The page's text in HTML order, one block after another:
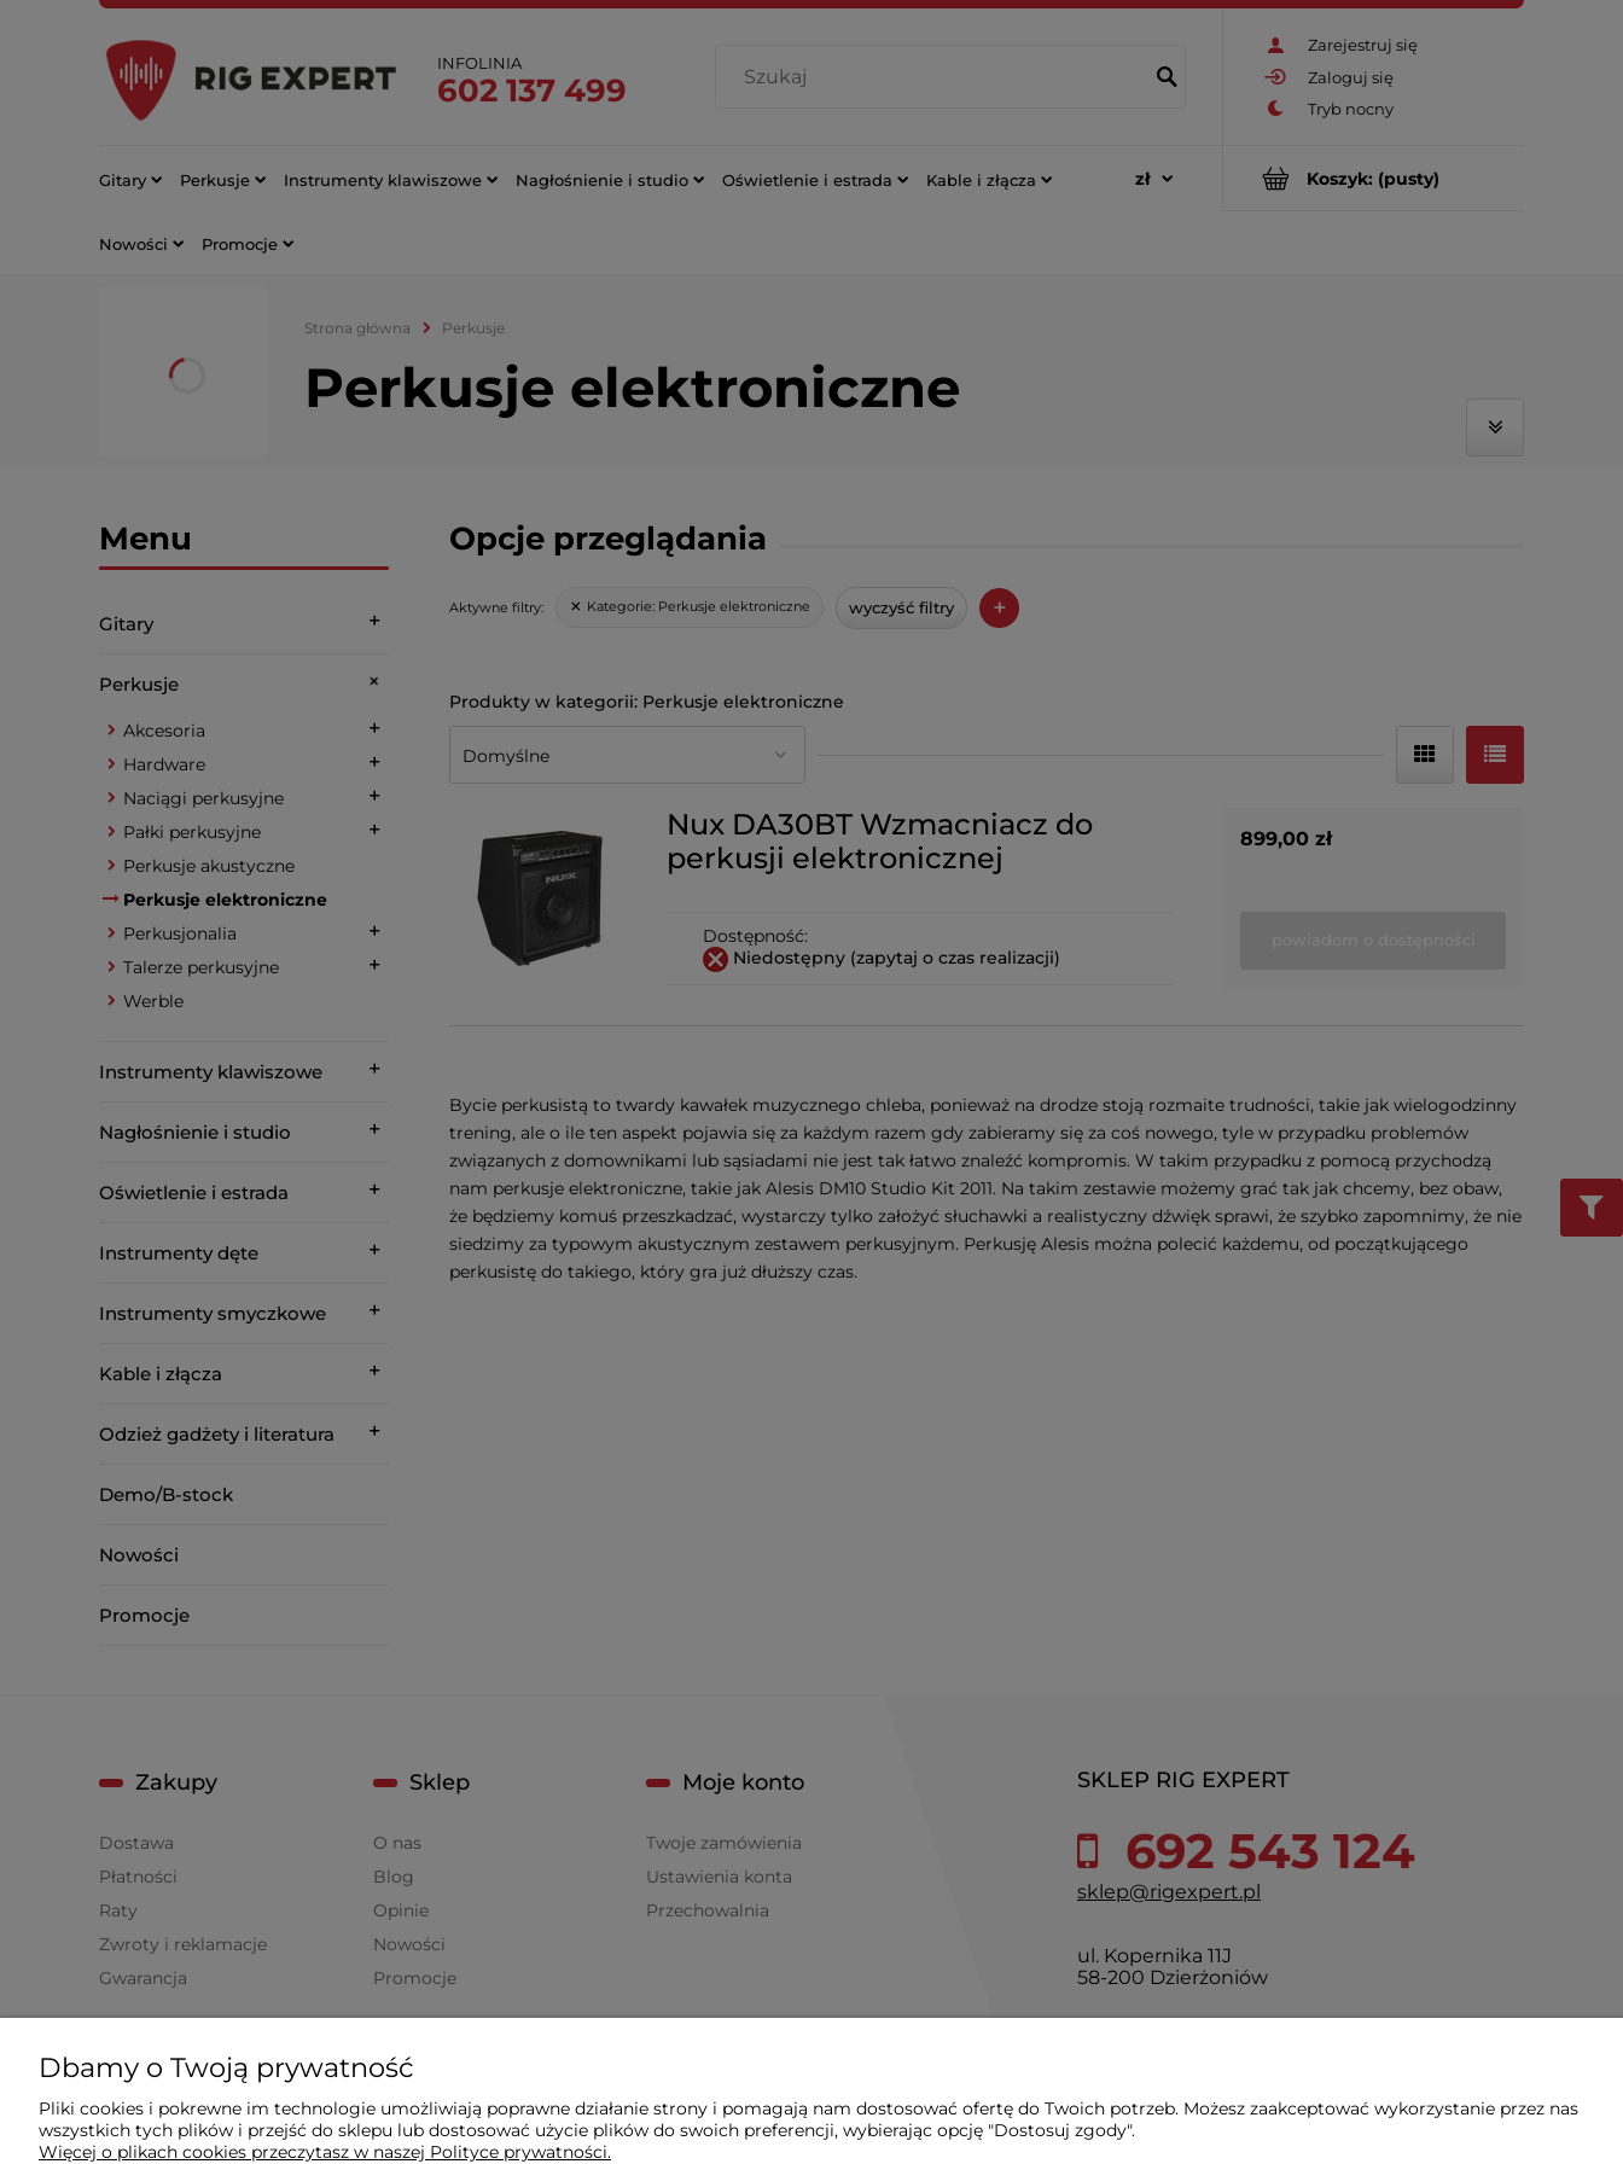
Zarejestruj się
Zaloguj się
INFOLINIA
602 137 499
Koszyk: (pusty)
Gitary Perkusje Instrumenty klawiszowe Nagłośnienie i studio Oświetlenie i estrada Kable i złącza
Nowości Promocje
Strona główna Perkusje
Perkusje elektroniczne
Menu
Gitary
Perkusje
Akcesoria
Hardware
Naciągi perkusyjne
Pałki perkusyjne
Perkusje akustyczne
Perkusje elektroniczne
Perkusjonalia
Talerze perkusyjne
Werble
Instrumenty klawiszowe
Nagłośnienie i studio
Oświetlenie i estrada
Instrumenty dęte
Instrumenty smyczkowe
Kable i złącza
Odzież gadżety i literatura
Demo/B-stock
Nowości
Promocje
Opcje przeglądania
Aktywne filtry: Kategorie: Perkusje elektroniczne wyczyść filtry +
Perkusje elektroniczne
Nux DA30BT Wzmacniacz do
perkusji elektronicznej
Dostępność:
Niedostępny (zapytaj o czas realizacji)
899,00 zł
Bycie perkusistą to twardy kawałek muzycznego chleba, ponieważ na drodze stoją rozmaite trudności, takie jak wielogodzinny
trening, ale o ile ten aspekt pojawia się za każdym razem gdy zabieramy się za coś nowego, tyle w przypadku problemów
związanych z domownikami lub sąsiadami nie jest tak łatwo znaleźć kompromis. W takim przypadku z pomocą przychodzą
nam perkusje elektroniczne, takie jak Alesis DM10 Studio Kit 2011. Na takim zestawie możemy grać tak jak chcemy, bez obaw,
że będziemy komuś przeszkadzać, wystarczy tylko założyć słuchawki a realistyczny dźwięk sprawi, że szybko zapomnimy, że nie
siedzimy za typowym akustycznym zestawem perkusyjnym. Perkusję Alesis można polecić każdemu, od początkującego
perkusistę do takiego, który gra już dłuższy czas.
SKLEP RIG EXPERT
692 543 124
sklep@rigexpert.pl
ul. Kopernika 11J
58-200 Dzierżoniów
Zakupy
Dostawa
Płatności
Raty
Zwroty i reklamacje
Gwarancja
Sklep
O nas
Blog
Opinie
Nowości
Promocje
Moje konto
Twoje zamówienia
Ustawienia konta
Przechowalnia
Polityka prywatności
Regulaminy
Dbamy o Twoją prywatność
Pliki cookies i pokrewne im technologie umożliwiają poprawne działanie strony i pomagają nam dostosować ofertę do Twoich potrzeb. Możesz zaakceptować wykorzystanie przez nas
wszystkich tych plików i przejść do sklepu lub dostosować użycie plików do swoich preferencji, wybierając opcję "Dostosuj zgody".
Więcej o plikach cookies przeczytasz w naszej Polityce prywatności.